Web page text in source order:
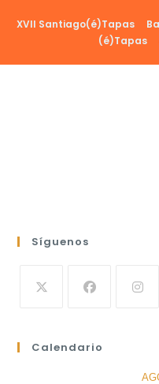
XVII Santiago(é)Tapas
(é)Tapas
Síguenos
Calendario